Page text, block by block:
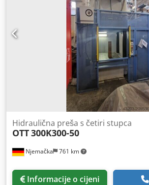
korištena za štancanje dijelova prve
alata Crjdoyilh Ijpfx Al Ief - ovu smo
2019. godine za 340.000 EUR
Njemačka 761 km
Hidraulična preša s četiri stupca
OTT300K300-50
Informacije o cijeni